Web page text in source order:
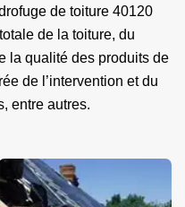
de toiture 40120
de la toiture, du
la qualité des produits de
de l’intervention et du
entre autres.